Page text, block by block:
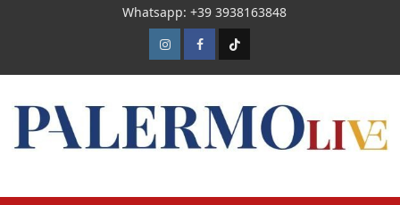
Whatsapp: +39 3938163848
InstagramFacebook
TikTok